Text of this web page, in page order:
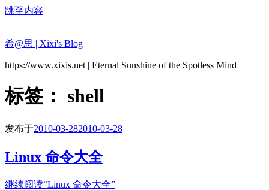
跳至内容
希@思 | Xixi's Blog
https://www.xixis.net | Eternal Sunshine of the Spotless Mind
标签： shell
发布于2010-03-282010-03-28
Linux 命令大全
继续阅读“Linux 命令大全”